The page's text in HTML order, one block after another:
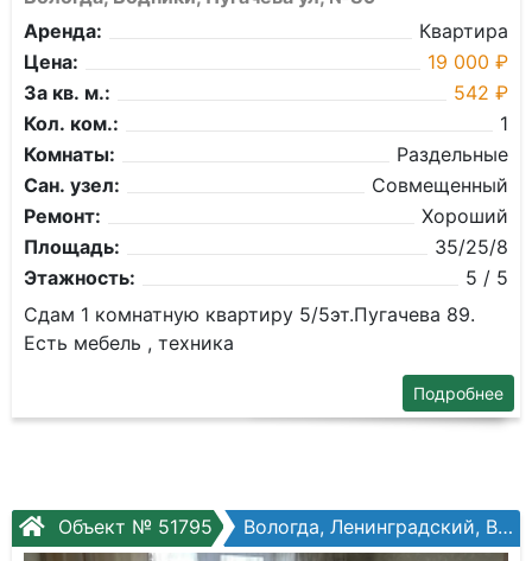
Аренда:
Квартира
Цена:
19 000 ₽
За кв. м.:
542 ₽
Кол. ком.:
1
Комнаты:
Раздельные
Сан. узел:
Совмещенный
Ремонт:
Хороший
Площадь:
35/25/8
Этажность:
5 / 5
Сдам 1 комнатную квартиру 5/5эт.Пугачева 89.
Есть мебель , техника
Подробнее
Объект № 51795 Вологда, Ленинградский, Возрождения ул, №86а